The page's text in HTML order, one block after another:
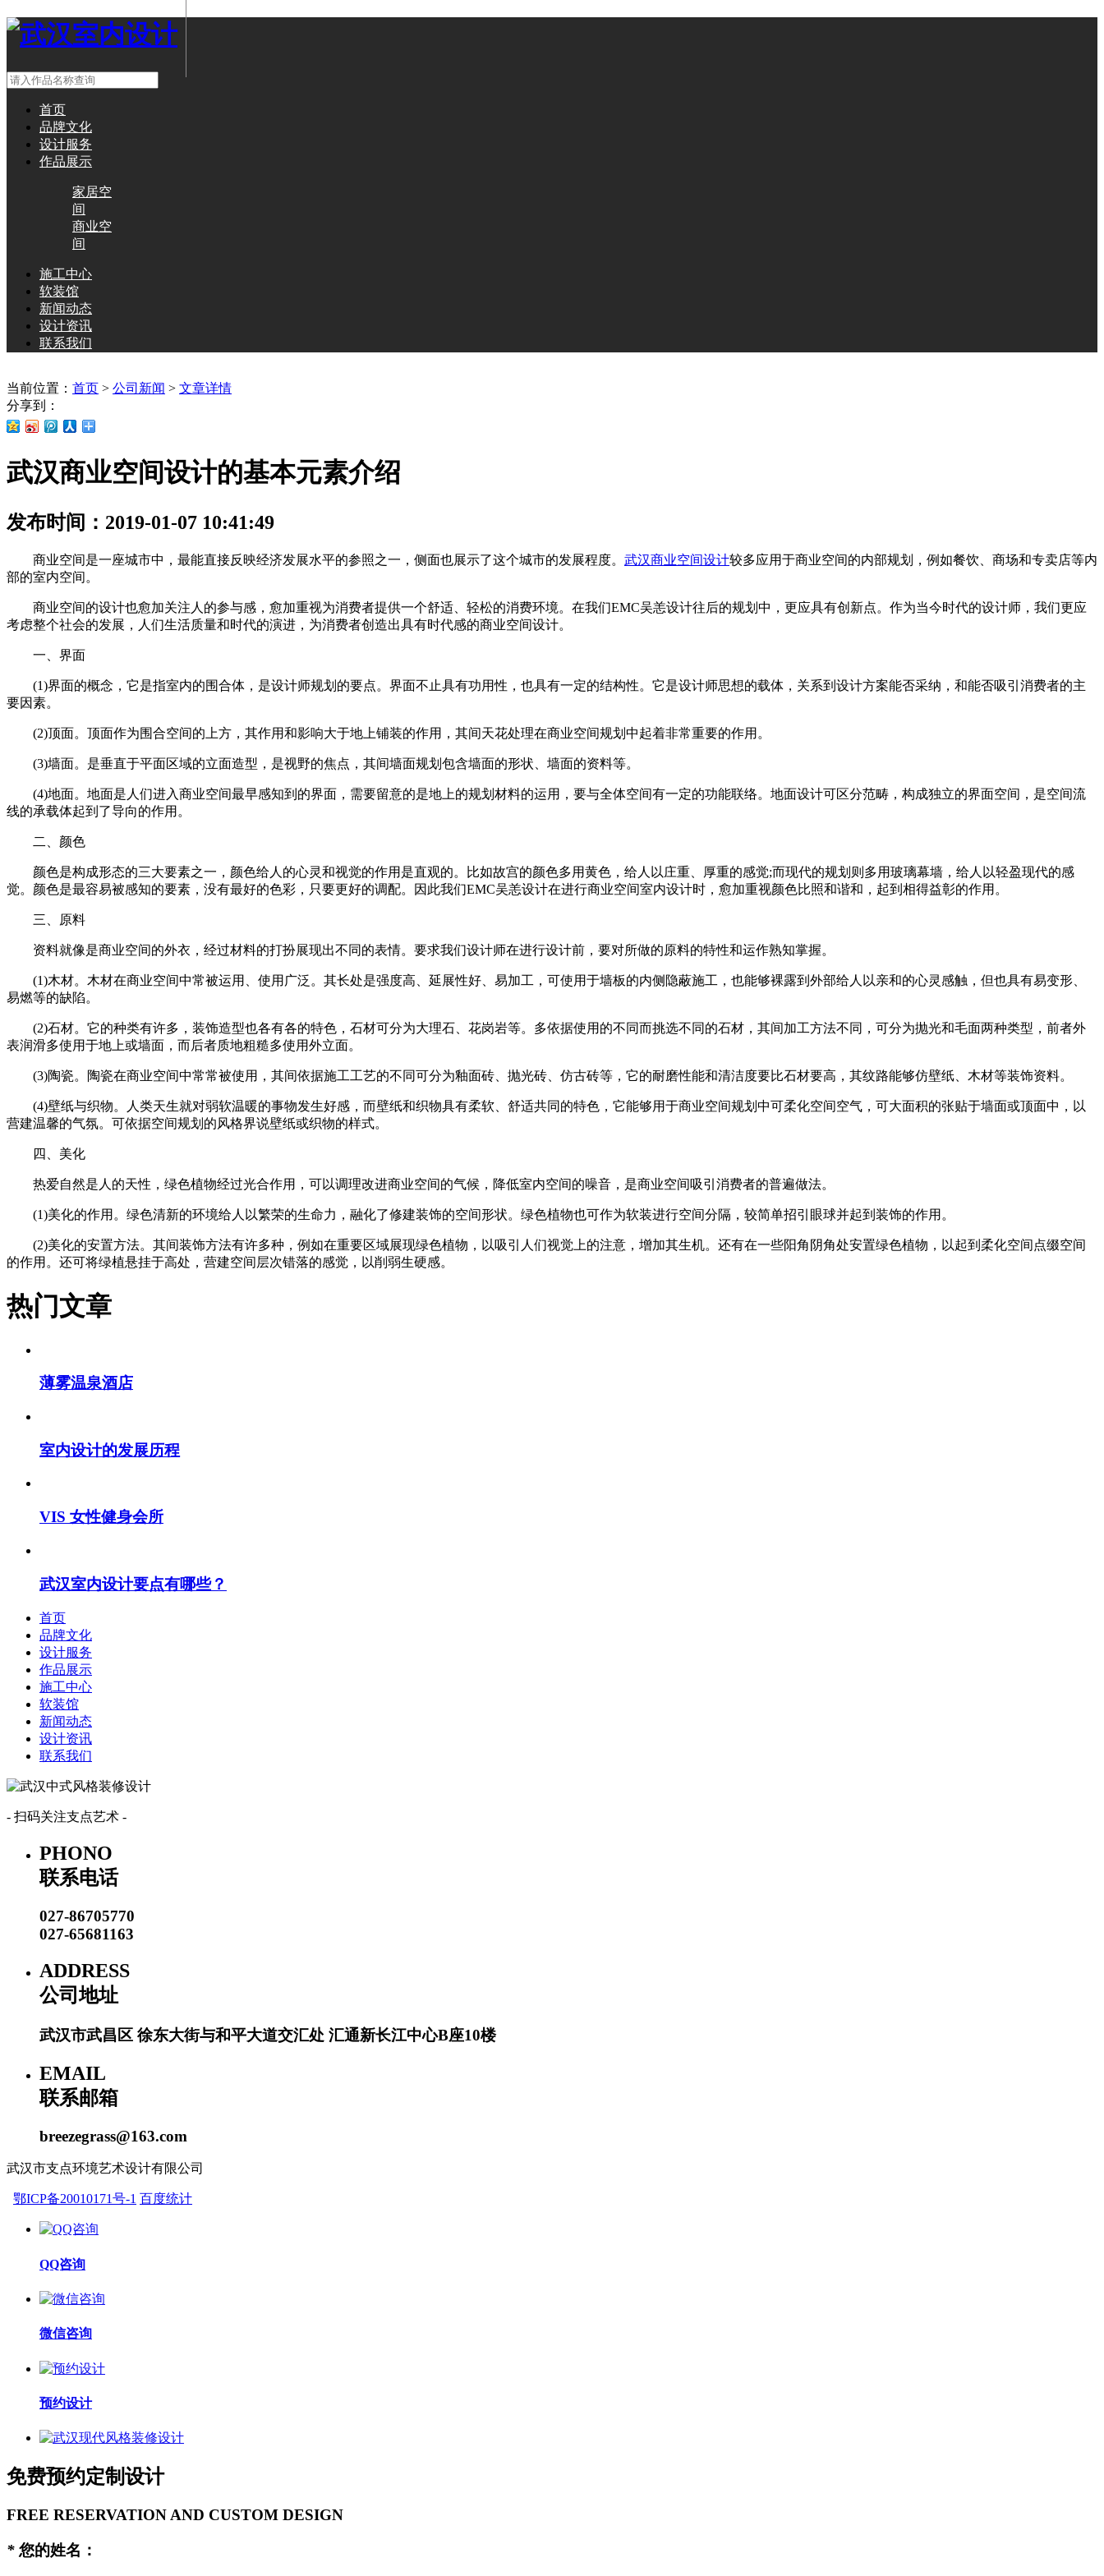
首页
品牌文化
设计服务
作品展示
家居空
间
商业空
间
施工中心
软装馆
新闻动态
设计资讯
联系我们
当前位置： 首页 > 公司新闻 > 文章详情
分享到：
武汉商业空间设计的基本元素介绍
发布时间：2019-01-07 10:41:49
商业空间是一座城市中，最能直接反映经济发展水平的参照之一，侧面也展示了这个城市的发展程度。 武汉商业空间设计较多应用于商业空间的内部规划，例如餐饮、商场和专卖店等内
部的室内空间。
商业空间的设计也愈加关注人的参与感，愈加重视为消费者提供一个舒适、轻松的消费环境。在我们EMC吴恙设计往后的规划中，更应具有创新点。作为当今时代的设计师，我们更应
考虑整个社会的发展，人们生活质量和时代的演进，为消费者创造出具有时代感的商业空间设计。
一、界面
(1)界面的概念，它是指室内的围合体，是设计师规划的要点。界面不止具有功用性，也具有一定的结构性。它是设计师思想的载体，关系到设计方案能否采纳，和能否吸引消费者的主
要因素。
(2)顶面。顶面作为围合空间的上方，其作用和影响大于地上铺装的作用，其间天花处理在商业空间规划中起着非常重要的作用。
(3)墙面。是垂直于平面区域的立面造型，是视野的焦点，其间墙面规划包含墙面的形状、墙面的资料等。
(4)地面。地面是人们进入商业空间最早感知到的界面，需要留意的是地上的规划材料的运用，要与全体空间有一定的功能联络。地面设计可区分范畴，构成独立的界面空间，是空间流
线的承载体起到了导向的作用。
二、颜色
颜色是构成形态的三大要素之一，颜色给人的心灵和视觉的作用是直观的。比如故宫的颜色多用黄色，给人以庄重、厚重的感觉;而现代的规划则多用玻璃幕墙，给人以轻盈现代的感
觉。颜色是最容易被感知的要素，没有最好的色彩，只要更好的调配。因此我们EMC吴恙设计在进行商业空间室内设计时，愈加重视颜色比照和谐和，起到相得益彰的作用。
三、原料
资料就像是商业空间的外衣，经过材料的打扮展现出不同的表情。要求我们设计师在进行设计前，要对所做的原料的特性和运作熟知掌握。
(1)木材。木材在商业空间中常被运用、使用广泛。其长处是强度高、延展性好、易加工，可使用于墙板的内侧隐蔽施工，也能够裸露到外部给人以亲和的心灵感触，但也具有易变形、
易燃等的缺陷。
(2)石材。它的种类有许多，装饰造型也各有各的特色，石材可分为大理石、花岗岩等。多依据使用的不同而挑选不同的石材，其间加工方法不同，可分为抛光和毛面两种类型，前者外
表润滑多使用于地上或墙面，而后者质地粗糙多使用外立面。
(3)陶瓷。陶瓷在商业空间中常常被使用，其间依据施工工艺的不同可分为釉面砖、抛光砖、仿古砖等，它的耐磨性能和清洁度要比石材要高，其纹路能够仿壁纸、木材等装饰资料。
(4)壁纸与织物。人类天生就对弱软温暖的事物发生好感，而壁纸和织物具有柔软、舒适共同的特色，它能够用于商业空间规划中可柔化空间空气，可大面积的张贴于墙面或顶面中，以
营建温馨的气氛。可依据空间规划的风格界说壁纸或织物的样式。
四、美化
热爱自然是人的天性，绿色植物经过光合作用，可以调理改进商业空间的气候，降低室内空间的噪音，是商业空间吸引消费者的普遍做法。
(1)美化的作用。绿色清新的环境给人以繁荣的生命力，融化了修建装饰的空间形状。绿色植物也可作为软装进行空间分隔，较简单招引眼球并起到装饰的作用。
(2)美化的安置方法。其间装饰方法有许多种，例如在重要区域展现绿色植物，以吸引人们视觉上的注意，增加其生机。还有在一些阳角阴角处安置绿色植物，以起到柔化空间点缀空间
的作用。还可将绿植悬挂于高处，营建空间层次错落的感觉，以削弱生硬感。
热门文章
薄雾温泉酒店
室内设计的发展历程
VIS 女性健身会所
武汉室内设计要点有哪些？
首页
品牌文化
设计服务
作品展示
施工中心
软装馆
新闻动态
设计资讯
联系我们
- 扫码关注支点艺术 -
PHONO
联系电话
027-86705770
027-65681163
ADDRESS
公司地址
武汉市武昌区 徐东大街与和平大道交汇处 汇通新长江中心B座10楼
EMAIL
联系邮箱
breezegrass@163.com
武汉市支点环境艺术设计有限公司
鄂ICP备20010171号-1 百度统计
QQ咨询
微信咨询
预约设计
免费预约定制设计
FREE RESERVATION AND CUSTOM DESIGN
* 您的姓名：